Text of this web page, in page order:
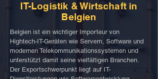
IT-Logistik & Wirtschaft in
Belgien
Belgien ist ein wichtiger Importeur von
Hightech-IT-Geräten wie Servern, Software und
modernen Telekommunikationssystemen und
unterstützt damit seine vielfältigen Branchen.
Der Exportschwerpunkt liegt auf IT-